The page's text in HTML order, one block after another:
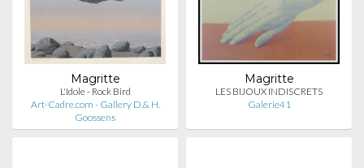
Magritte
L'Idole - Rock Bird
Art-Cadre.com - Gallery D.& H.
Goossens
Magritte
LES BIJOUX INDISCRETS
Galerie41